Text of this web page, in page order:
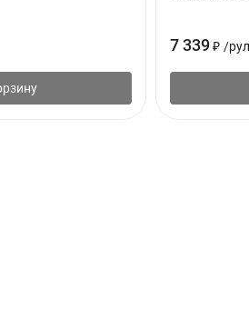
7 339 ₽ /